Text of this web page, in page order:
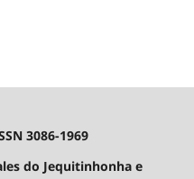
3086-1969
do Jequitinhonha e